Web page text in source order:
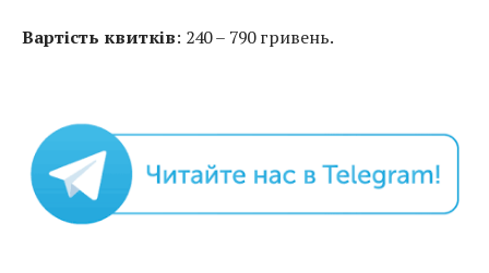
Вартість квитків: 240 – 790 гривень.